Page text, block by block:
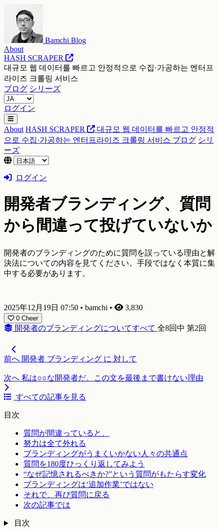
Bamchi Blog
About
HASH SCRAPER
대규모 웹 데이터를 빠르고 안정적으로 수집·가공하는 엔터프
라이즈 크롤링 서비스
ブログ シリーズ
ログイン
About HASH SCRAPER
대규모 웹 데이터를 빠르고 안정적
으로 수집·가공하는 엔터프라이즈 크롤링 서비스 ブログ シリ
ーズ
ログイン
開発者ブランディング、質問
から間違って投げていないか
開発者のブランディングのために質問を誤っている理由と解
決法についての内容を見てください。手段ではなく本質に集
中する必要があります。
2025年12月19日 07:50 • bamchi • 3,830
0 Cheer
開発者のブランディングについてすべて 全8回中 第2回
前へ 開発者 ブランディング に 対して
次へ 私は○○な開発者だ。この文を最後まで書けない理由
すべての記事を見る
目次
質問が間違っていると、
努力は全て外れる
ブランディングがうまくいかない人々の共通点
質問を180度ひっくり返してみよう
“なぜ記憶されるべきか?”という質問がもたらす変化
ブランディングは‘追加作業’ではない
それで、再び質問に戻る
次の記事では
目次